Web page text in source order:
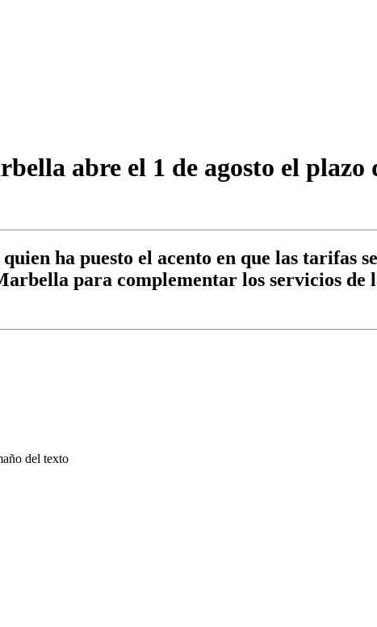
abre el 1 de agosto el
ha puesto el acento en que las tarifas
para complementar los servicios